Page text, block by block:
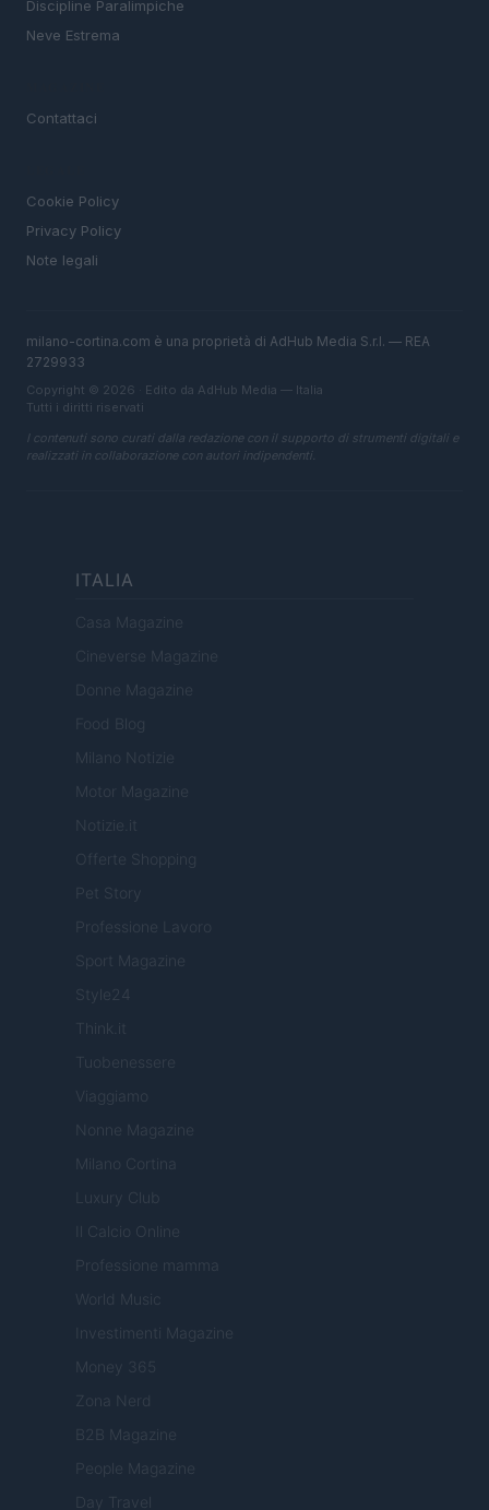
Discipline Paralimpiche
Neve Estrema
Contattaci
Cookie Policy
Privacy Policy
Note legali
milano-cortina.com è una proprietà di AdHub Media S.r.l. — REA
2729933
Copyright © 2026 · Edito da AdHub Media — Italia
Tutti i diritti riservati
I contenuti sono curati dalla redazione con il supporto di strumenti digitali e
realizzati in collaborazione con autori indipendenti.
ITALIA
Casa Magazine
Cineverse Magazine
Donne Magazine
Food Blog
Milano Notizie
Motor Magazine
Notizie.it
Offerte Shopping
Pet Story
Professione Lavoro
Sport Magazine
Style24
Think.it
Tuobenessere
Viaggiamo
Nonne Magazine
Milano Cortina
Luxury Club
Il Calcio Online
Professione mamma
World Music
Investimenti Magazine
Money 365
Zona Nerd
B2B Magazine
People Magazine
Day Travel